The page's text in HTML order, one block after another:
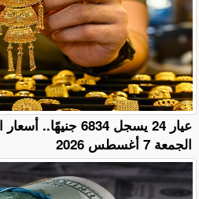
عيار 24 يسجل 6834
الجمعة 7 أغسطس 2026